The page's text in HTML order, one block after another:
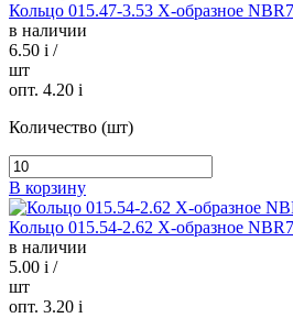
Кольцо 015.47-3.53 Х-образное
в наличии
6.50 i /
шт
опт. 4.20 i
Количество (шт)
В корзину
Кольцо 015.54-2.62 Х-образное
в наличии
5.00 i /
шт
опт. 3.20 i